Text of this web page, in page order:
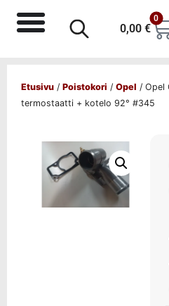
0,00 €
0
Etusivu / Poistokori / Opel / Opel
termostaatti + kotelo 92° #345